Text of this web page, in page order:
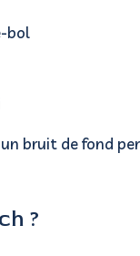
bol
bruit de fond
?